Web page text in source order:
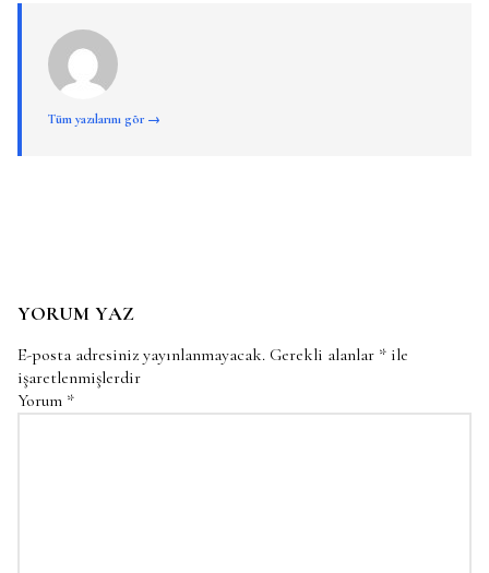
Tüm yazılarını gör →
YORUM YAZ
E-posta adresiniz yayınlanmayacak. Gerekli alanlar * ile
işaretlenmişlerdir
Yorum *